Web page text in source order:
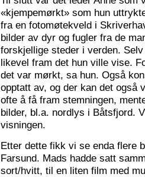
«kjempemørkt» som hun
fra en fotomøtekveld i
bilder av dyr og fugler fra de
forskjellige steder i verden.
likevel fram det hun ville vise.
det var mørkt, sa hun. Også
opptatt av, og der kan det
ofte å få fram stemningen,
bilder, bl.a. nordlys i Båtsfjord.
visningen.
Etter dette fikk vi se enda flere
Farsund. Mads hadde satt
sort/hvitt, til en liten film med